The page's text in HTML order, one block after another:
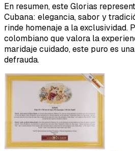
En resumen, este Glorias
Cubana: elegancia, sabor y
rinde homenaje a la exclusividad.
colombiano que valora la
maridaje cuidado, este puro es
defrauda.